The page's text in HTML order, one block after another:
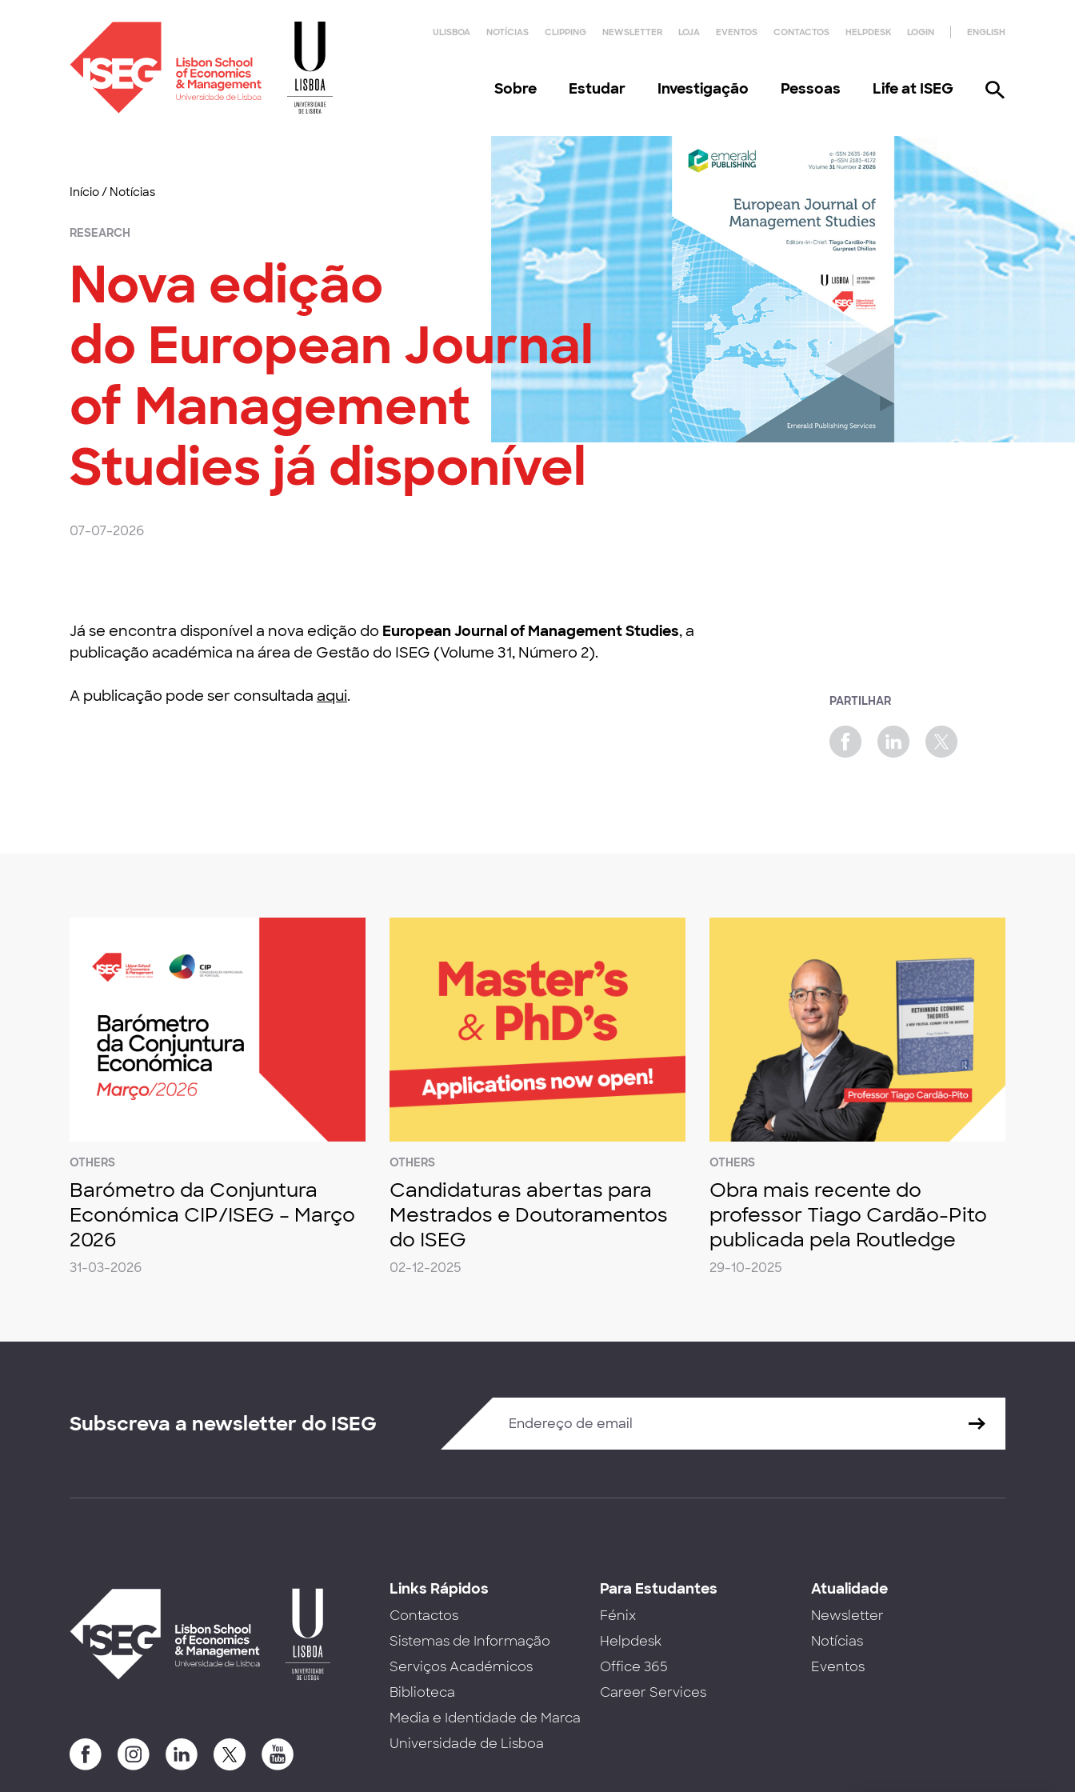
ULISBOA NOTÍCIAS CLIPPING NEWSLETTER LOJA EVENTOS CONTACTOS HELPDESK LOGIN ENGLISH
Sobre Estudar Investigação Pessoas Life at ISEG
Início/ Notícias
RESEARCH
Nova edição
do European Journal
of Management
Studies já disponível
07-07-2026
Já se encontra disponível a nova edição do European Journal of Management Studies, a
publicação académica na área de Gestão do ISEG (Volume 31, Número 2).
A publicação pode ser consultada aqui. PARTILHAR
OTHERS
Barómetro da Conjuntura
Económica CIP/ISEG – Março
2026
31-03-2026
OTHERS
Candidaturas abertas para
Mestrados e Doutoramentos
do ISEG
02-12-2025
OTHERS
Obra mais recente do
professor Tiago Cardão-Pito
publicada pela Routledge
29-10-2025
Subscreva a newsletter do ISEG
Links Rápidos
Contactos
Sistemas de Informação
Serviços Académicos
Biblioteca
Media e Identidade de Marca
Universidade de Lisboa
Para Estudantes
Fénix
Helpdesk
Office 365
Career Services
Atualidade
Newsletter
Notícias
Eventos